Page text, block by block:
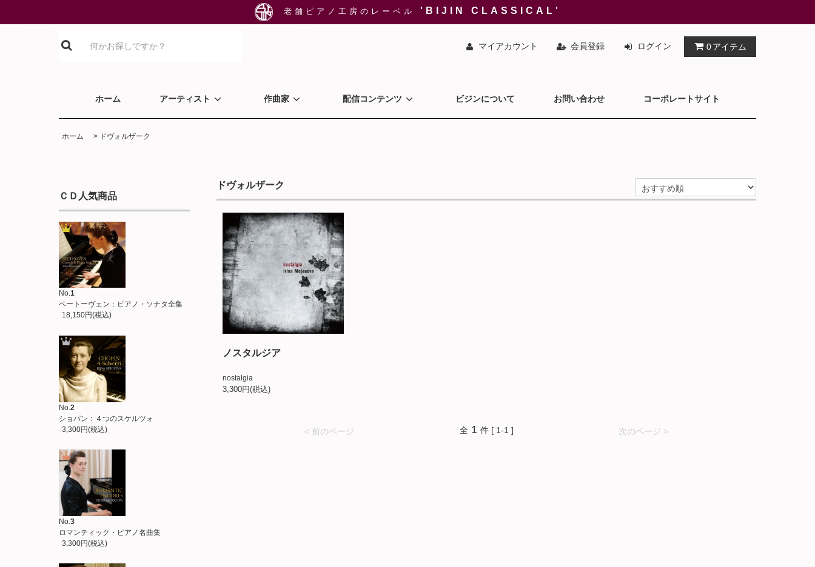
老舗ピアノ工房のレーベル 'BIJIN CLASSICAL'
マイアカウント 会員登録 ログイン 0アイテム
ホーム アーティスト 作曲家 配信コンテンツ ビジンについて お問い合わせ コーポレートサイト
ホーム > ドヴォルザーク
ＣＤ人気商品
No.1
ベートーヴェン：ピアノ・ソナタ全集
18,150円(税込)
No. 2
ショパン：４つのスケルツォ
3,300円(税込)
No.3
ロマンティック・ピアノ名曲集
3,300円(税込)
ドヴォルザーク
ノスタルジア
nostalgia
3,300円(税込)
< 前のページ 次のページ >
全 1 件 [ 1-1 ]